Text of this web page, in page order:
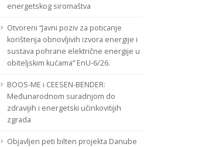
energetskog siromaštva
Otvoreni “Javni poziv za poticanje
korištenja obnovljivih izvora energije i
sustava pohrane električne energije u
obiteljskim kućama” EnU-6/26.
BOOS-ME i CEESEN-BENDER:
Međunarodnom suradnjom do
zdravijih i energetski učinkovitijih
zgrada
Objavljen peti bilten projekta Danube